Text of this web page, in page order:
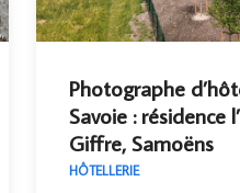
Photographe
Savoie : résidence
Giffre, Samoëns
HÔTELLERIE